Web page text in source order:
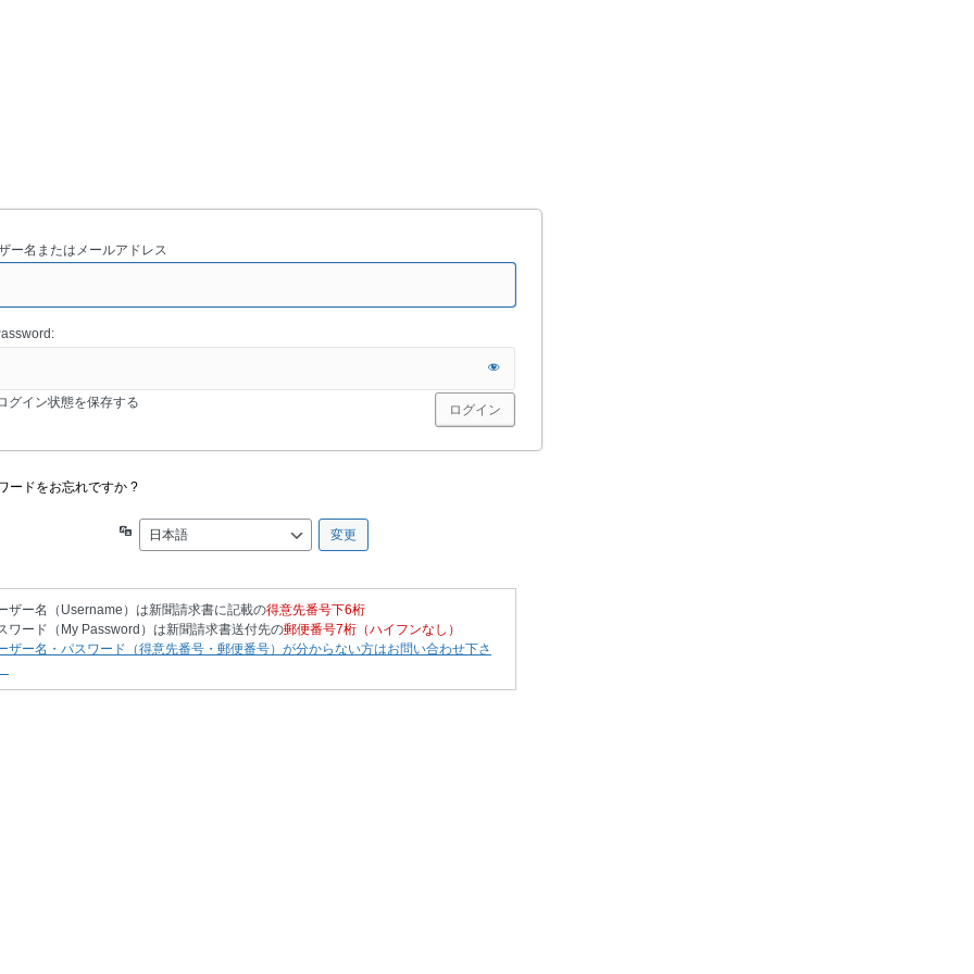
ー名またはメールアドレス
グイン状態を保存する
ードをお忘れですか ?
言
語
ザー名（Username）は新聞請求書に記載の得意先番号下6桁
ワード（My Password）は新聞請求書送付先の郵便番号7桁（ハイフンなし）
ザー名・パスワード（得意先番号・郵便番号）が分からない方はお問い合わせ下さ